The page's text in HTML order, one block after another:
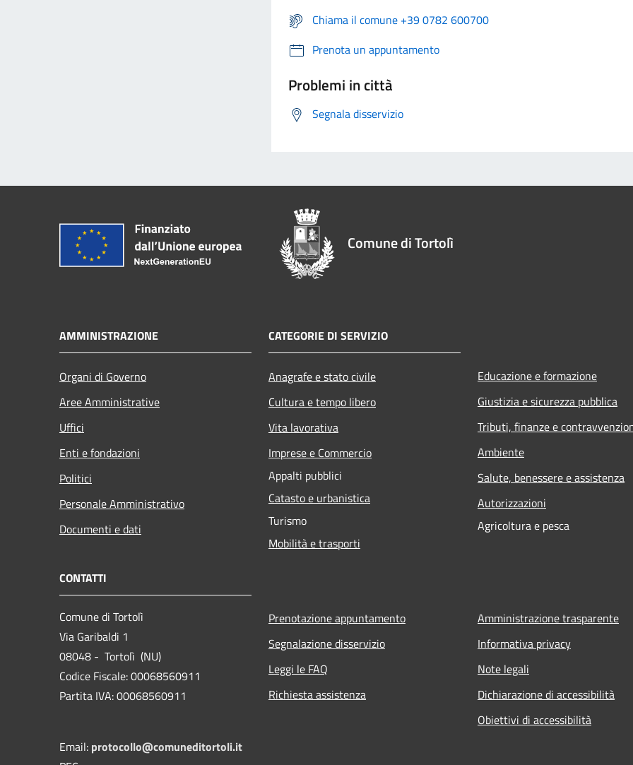
Chiama il comune +39 0782 600700
Prenota un appuntamento
Problemi in città
Segnala disservizio
Comune di Tortolì
AMMINISTRAZIONE
Organi di Governo
Aree Amministrative
Uffici
Enti e fondazioni
Politici
Personale Amministrativo
Documenti e dati
CATEGORIE DI SERVIZIO
Anagrafe e stato civile
Cultura e tempo libero
Vita lavorativa
Imprese e Commercio
Appalti pubblici
Catasto e urbanistica
Turismo
Mobilità e trasporti
Educazione e formazione
Giustizia e sicurezza pubblica
Tributi, finanze e
Ambiente
Salute, benessere e assistenza
Autorizzazioni
Agricoltura e pesca
CONTATTI
Comune di Tortolì
Via Garibaldi 1
08048 - Tortolì (NU)
Codice Fiscale: 00068560911
Partita IVA: 00068560911
Email: protocollo@comuneditortoli.it
Prenotazione appuntamento
Segnalazione disservizio
Leggi le FAQ
Richiesta assistenza
Amministrazione trasparente
Informativa privacy
Note legali
Dichiarazione di accessibilità
Obiettivi di accessibilità